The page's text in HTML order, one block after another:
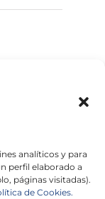
analíticos y para
perfil elaborado a
páginas visitadas).
de Cookies.